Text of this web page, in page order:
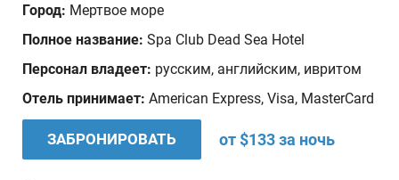
Город: Мертвое море
Полное название: Spa Club Dead Sea Hotel
Персонал владеет: русским, английским, ивритом
Отель принимает: American Express, Visa, MasterCard
ЗАБРОНИРОВАТЬ от $133 за ночь
Ваши пожелания